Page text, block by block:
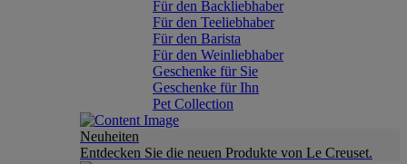
Für den Backliebhaber
Für den Teeliebhaber
Für den Barista
Für den Weinliebhaber
Geschenke für Sie
Geschenke für Ihn
Pet Collection
Neuheiten
Entdecken Sie die neuen Produkte von Le Creuset.